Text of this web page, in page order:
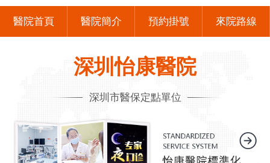
醫院首頁 醫院簡介 預約掛號 來院路線
深圳怡康醫院
深圳市醫保定點單位